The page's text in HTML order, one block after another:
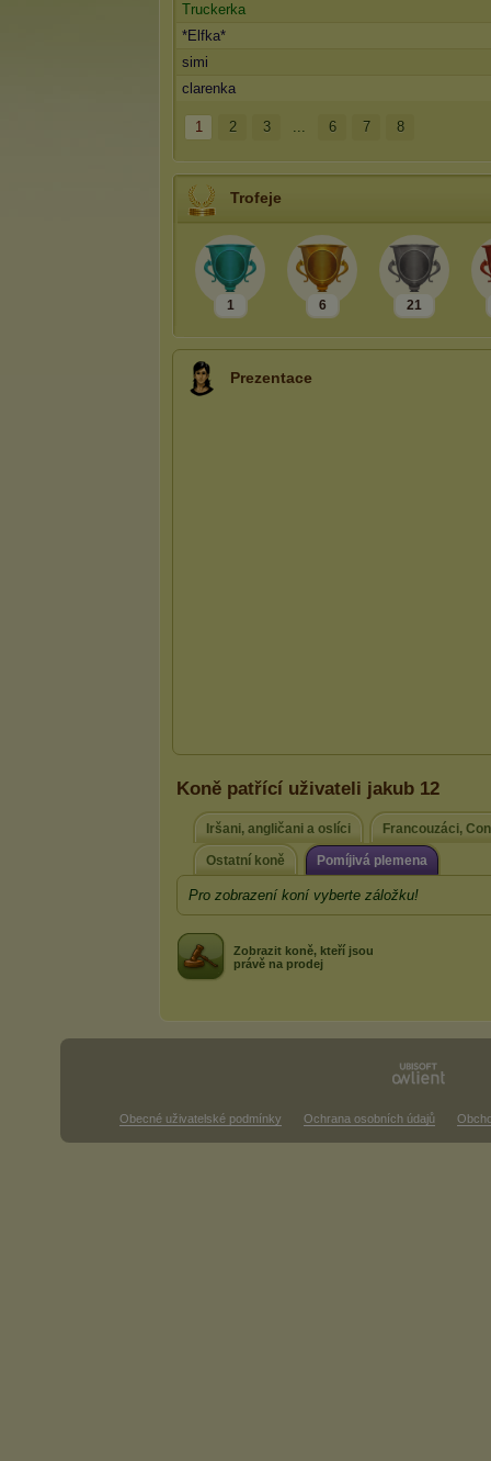
Truckerka
*Elfka*
simi
clarenka
1 2 3 ... 6 7 8
Trofeje
1 6 21
Prezentace
Koně patřící uživateli jakub 12
Iršani, angličani a oslíci Francouzáci,
Ostatní koně Pomíjivá plemena
Pro zobrazení koní vyberte záložku!
Zobrazit koně, kteří jsou
právě na prodej
Obecné uživatelské podmínky Ochrana osobních údajů